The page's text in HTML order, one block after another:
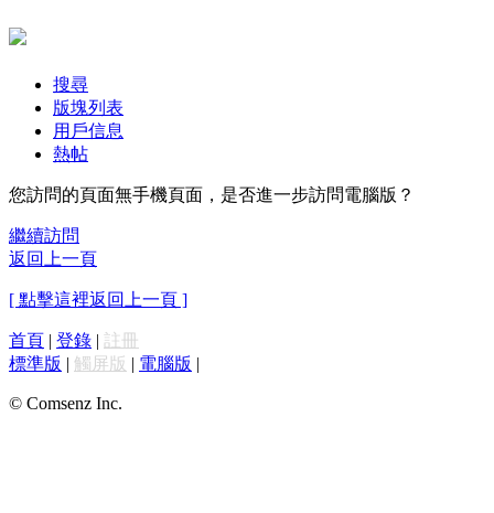
搜尋
版塊列表
用戶信息
熱帖
您訪問的頁面無手機頁面，是否進一步訪問電腦版？
繼續訪問
返回上一頁
[ 點擊這裡返回上一頁 ]
首頁 | 登錄 | 註冊
標準版 | 觸屏版 | 電腦版 |
© Comsenz Inc.